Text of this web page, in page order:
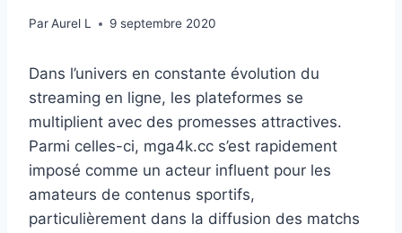
ParAurel L 9 septembre 2020
Dans l’univers en constante évolution du
streaming en ligne, les plateformes se
multiplient avec des promesses attractives.
Parmi celles-ci, mga4k.cc s’est rapidement
imposé comme un acteur influent pour les
amateurs de contenus sportifs,
particulièrement dans la diffusion des matchs